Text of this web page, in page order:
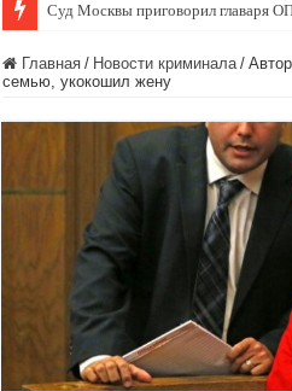
Суд Москвы приговорил главаря
Главная / Новости криминала /
семью, укокошил жену